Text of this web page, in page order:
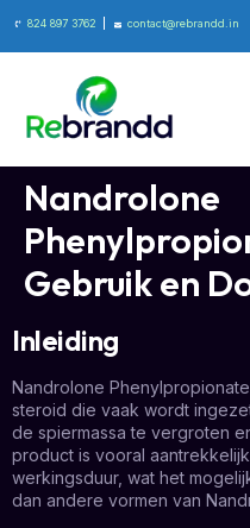
824 897 3762 contact@rebrandd.in
Nandrolone
Gebruik en
Inleiding
Nandrolone
steroid die vaak wordt
de spiermassa te vergroten
product is vooral
werkingsduur, wat het
dan andere vormen van